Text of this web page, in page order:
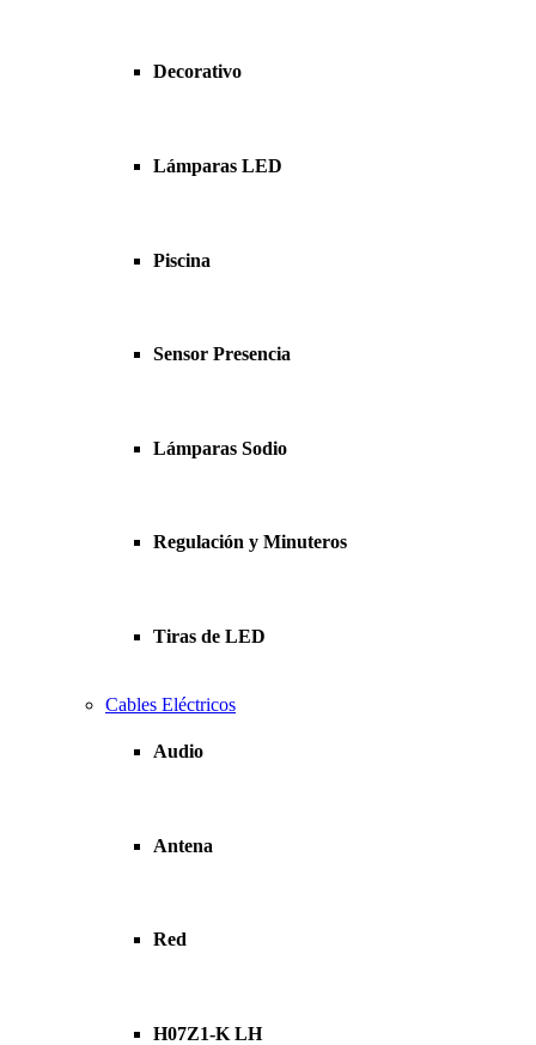
Decorativo
Lámparas LED
Piscina
Sensor Presencia
Lámparas Sodio
Regulación y Minuteros
Tiras de LED
Cables Eléctricos
Audio
Antena
Red
H07Z1-K LH